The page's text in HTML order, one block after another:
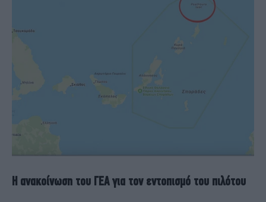
Η ανακοίνωση του ΓΕΑ για τον εντοπισμό του πιλότου